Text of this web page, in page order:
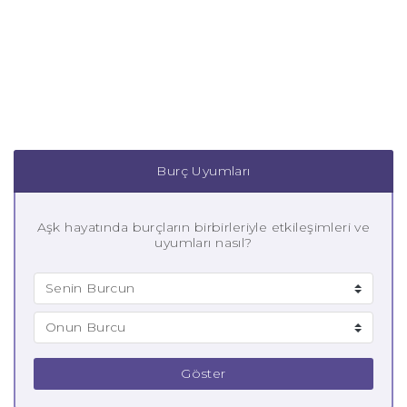
Burç Uyumları
Aşk hayatında burçların birbirleriyle etkileşimleri ve
uyumları nasıl?
Göster